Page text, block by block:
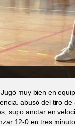
muy bien en
abusó del tiro
supo anotar en
12-0 en tres